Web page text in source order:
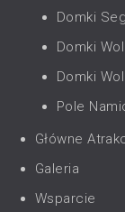
Domki
Domki
Domki
Pole
Główne
Galeria
Wsparcie